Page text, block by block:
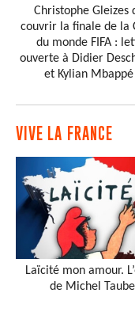
Christophe Gleizes
couvrir la finale de la
du monde FIFA :
ouverte à Didier
et Kylian
VIVE LA FRANCE
Laïcité mon amour.
de Michel Taube